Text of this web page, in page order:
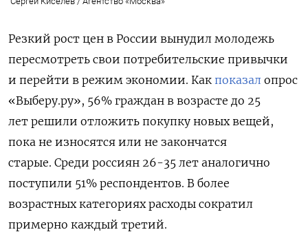
Резкий рост цен в России вынудил молодежь
пересмотреть свои потребительские привычки
и перейти в режим экономии. Как показал опрос
«Выберу.ру», 56% граждан в возрасте до 25
лет решили отложить покупку новых вещей,
пока не износятся или не закончатся
старые. Среди россиян 26-35 лет аналогично
поступили 51% респондентов. В более
возрастных категорияхрасходы сократил
примерно каждый третий.